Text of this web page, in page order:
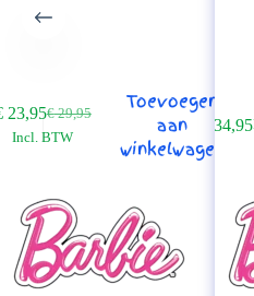
€29,95
Oorspronkelijke
prijs
23,95Huidige
prijs
Incl. BTW
Toevoegen
aan
winkelwagen
34,95